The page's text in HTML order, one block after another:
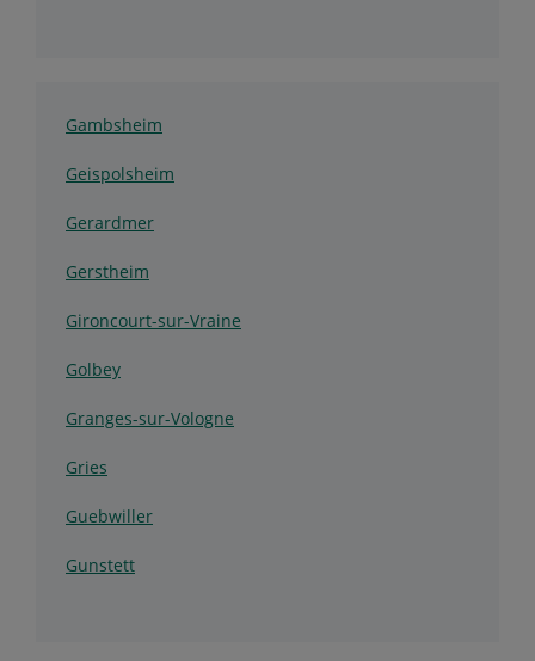
Gambsheim
Geispolsheim
Gerardmer
Gerstheim
Gironcourt-sur-Vraine
Golbey
Granges-sur-Vologne
Gries
Guebwiller
Gunstett